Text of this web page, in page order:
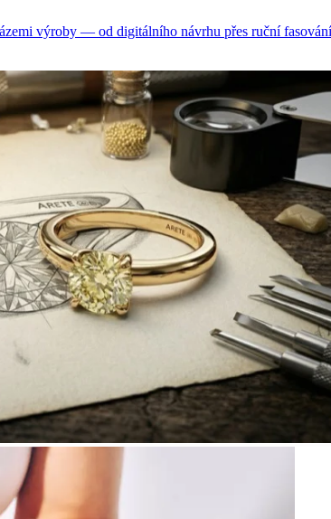
výroby — od digitálního návrhu přes ruční